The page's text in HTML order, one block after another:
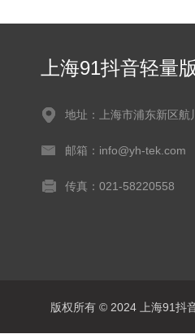
上海91抖音轻量
地址：上海市浦东新区
邮箱：info@yh-tek.com
传真：021-58220558
版权所有 © 2024 上海91